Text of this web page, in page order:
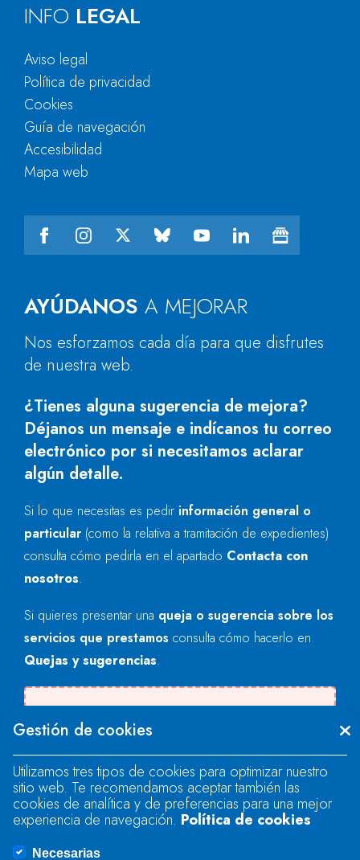
AYÚDANOS A MEJORAR
Nos esforzamos cada día para que disfrutes
de nuestra web.
¿Tienes alguna sugerencia de mejora?
Déjanos un mensaje e indícanos tu correo
electrónico por si necesitamos aclarar
algún detalle.
Si lo que necesitas es pedir información general o
particular (como la relativa a tramitación de expedientes)
consulta cómo pedirla en el apartado Contacta con
nosotros.
Si quieres presentar una queja o sugerencia sobre los
servicios que prestamos consulta cómo hacerlo en
Quejas y sugerencias.
"text".
Se produjo un error al cargar el campo
"text".
INFO LEGAL
Aviso legal
Política de privacidad
Cookies
Guía de navegación
Accesibilidad
Mapa web
Gestión de cookies
Utilizamos tres tipos de cookies para optimizar nuestro
sitio web. Te recomendamos aceptar también las
cookies de analítica y de preferencias para una mejor
experiencia de navegación. Política de cookies
Necesarias